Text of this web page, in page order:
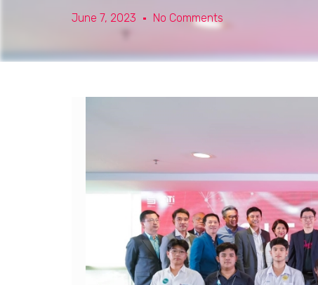
June 7, 2023 No Comments